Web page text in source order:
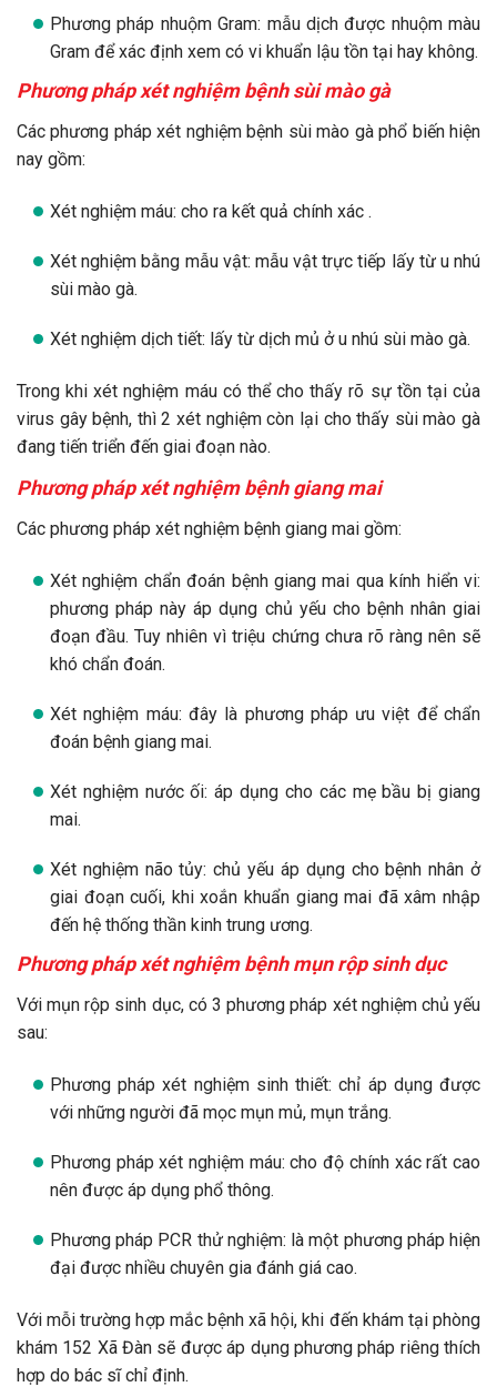
Phương pháp nhuộm Gram: mẫu dịch được nhuộm màu
Gram để xác định xem có vi khuẩn lậu tồn tại hay không.
Phương pháp xét nghiệm bệnh sùi mào gà
Các phương pháp xét nghiệm bệnh sùi mào gà phổ biến hiện
nay gồm:
Xét nghiệm máu: cho ra kết quả chính xác .
Xét nghiệm bằng mẫu vật: mẫu vật trực tiếp lấy từ u nhú
sùi mào gà.
Xét nghiệm dịch tiết: lấy từ dịch mủ ở u nhú sùi mào gà.
Trong khi xét nghiệm máu có thể cho thấy rõ sự tồn tại của
virus gây bệnh, thì 2 xét nghiệm còn lại cho thấy sùi mào gà
đang tiến triển đến giai đoạn nào.
Phương pháp xét nghiệm bệnh giang mai
Các phương pháp xét nghiệm bệnh giang mai gồm:
Xét nghiệm chẩn đoán bệnh giang mai qua kính hiển vi:
phương pháp này áp dụng chủ yếu cho bệnh nhân giai
đoạn đầu. Tuy nhiên vì triệu chứng chưa rõ ràng nên sẽ
khó chẩn đoán.
Xét nghiệm máu: đây là phương pháp ưu việt để chẩn
đoán bệnh giang mai.
Xét nghiệm nước ối: áp dụng cho các mẹ bầu bị giang
mai.
Xét nghiệm não tủy: chủ yếu áp dụng cho bệnh nhân ở
giai đoạn cuối, khi xoắn khuẩn giang mai đã xâm nhập
đến hệ thống thần kinh trung ương.
Phương pháp xét nghiệm bệnh mụn rộp sinh dục
Với mụn rộp sinh dục, có 3 phương pháp xét nghiệm chủ yếu
sau:
Phương pháp xét nghiệm sinh thiết: chỉ áp dụng được
với những người đã mọc mụn mủ, mụn trắng.
Phương pháp xét nghiệm máu: cho độ chính xác rất cao
nên được áp dụng phổ thông.
Phương pháp PCR thử nghiệm: là một phương pháp hiện
đại được nhiều chuyên gia đánh giá cao.
Với mỗi trường hợp mắc bệnh xã hội, khi đến khám tại phòng
khám 152 Xã Đàn sẽ được áp dụng phương pháp riêng thích
hợp do bác sĩ chỉ định.